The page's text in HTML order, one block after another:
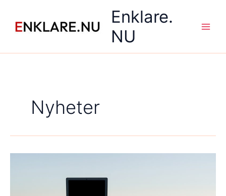
innehåll
Enklare.
NU
Nyheter